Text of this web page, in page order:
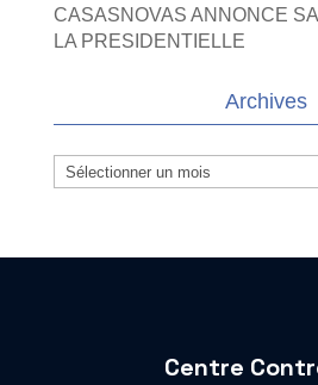
CASASNOVAS ANNONCE
LA PRESIDENTIELLE
Archives
Archives
Centre